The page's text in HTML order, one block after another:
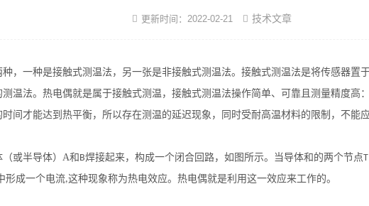
更新时间：2022-02-21 技术文章
，一种是接触式测温法，另一张是非接触式测温法。接触式测温法是将传感器置
温法。热电偶就是属于接触式测温，接触式测温法操作简单、可靠且测量精度高
间才能达到热平衡，所以存在测温的延迟现象，同时受耐高温材料的限制，不能
或半导体） A和 B焊接起来，构成一个闭合回路，如图所示。当导体和的两个节点
形成一个电流,这种现象称为热电效应。热电偶就是利用这一效应来工作的。